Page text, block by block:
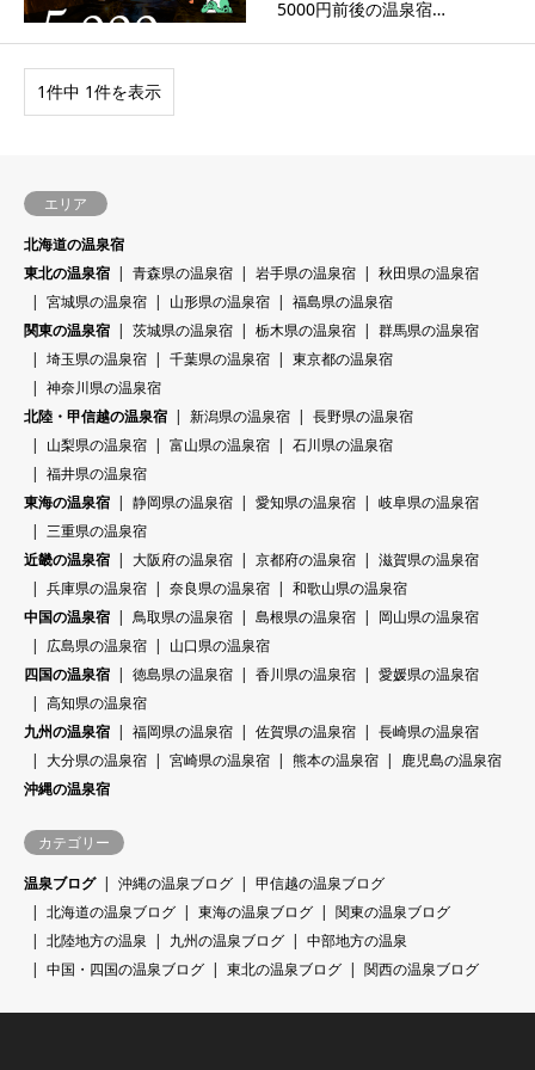
5000円前後の温泉宿…
1件中 1件を表示
エリア
北海道の温泉宿
東北の温泉宿
青森県の温泉宿 岩手県の温泉宿
秋田県の温泉宿
宮城県の温泉宿
山形県の温泉宿
福島県の温泉宿
関東の温泉宿
茨城県の温泉宿 栃木県の温泉宿
群馬県の温泉宿
埼玉県の温泉宿
千葉県の温泉宿
東京都の温泉宿
神奈川県の温泉宿
北陸・甲信越の温泉宿
新潟県の温泉宿
長野県の温泉宿
山梨県の温泉宿
富山県の温泉宿
石川県の温泉宿
福井県の温泉宿
東海の温泉宿
静岡県の温泉宿 愛知県の温泉宿
岐阜県の温泉宿
三重県の温泉宿
近畿の温泉宿
大阪府の温泉宿 京都府の温泉宿
滋賀県の温泉宿
兵庫県の温泉宿
奈良県の温泉宿
和歌山県の温泉宿
中国の温泉宿
鳥取県の温泉宿 島根県の温泉宿
岡山県の温泉宿
広島県の温泉宿
山口県の温泉宿
四国の温泉宿
徳島県の温泉宿 香川県の温泉宿
愛媛県の温泉宿
高知県の温泉宿
九州の温泉宿
福岡県の温泉宿 佐賀県の温泉宿
長崎県の温泉宿
大分県の温泉宿
宮崎県の温泉宿 熊本の温泉宿
鹿児島の温泉宿
沖縄の温泉宿
カテゴリー
温泉ブログ
沖縄の温泉ブログ
甲信越の温泉ブログ
北海道の温泉ブログ
東海の温泉ブログ
関東の温泉ブログ
北陸地方の温泉
九州の温泉ブログ
中部地方の温泉
中国・四国の温泉ブログ
東北の温泉ブログ 関西の温泉ブログ